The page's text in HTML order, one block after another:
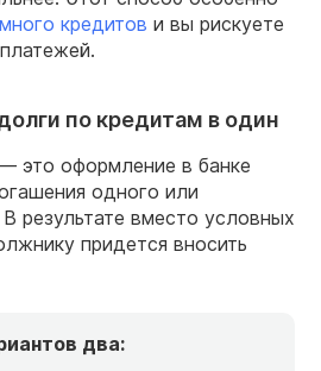
много кредитов и вы рискуете
по кредитам в один
это оформление в банке
одного или
результате вместо условных
придется вносить
два: